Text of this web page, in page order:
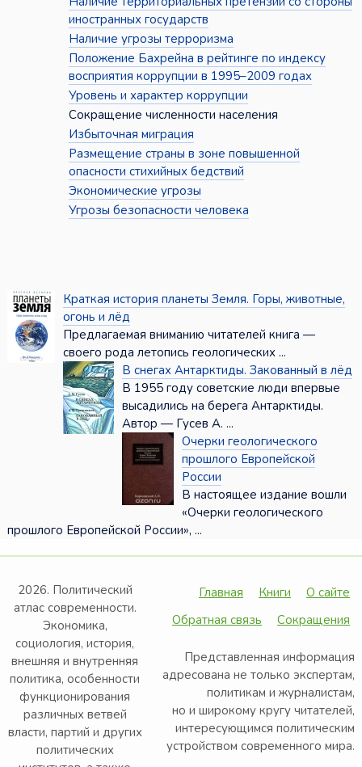
иностранных государств
Наличие угрозы терроризма
Положение Бахрейна в рейтинге по индексу
восприятия коррупции в 1995–2009 годах
Уровень и характер коррупции
Сокращение численности населения
Избыточная миграция
Размещение страны в зоне повышенной
опасности стихийных бедствий
Экономические угрозы
Угрозы безопасности человека
Краткая история планеты Земля. Горы, животные,
огонь и лёд
Предлагаемая вниманию читателей книга —
своего рода летопись геологических ...
В снегах Антарктиды. Закованный в лёд
В 1955 году советские люди впервые
высадились на берега Антарктиды.
Автор — Гусев А. ...
Очерки геологического
прошлого Европейской
России
В настоящее издание вошли
«Очерки геологического
прошлого Европейской России», ...
2026. Политический
атлас современности.
Экономика,
социология, история,
внешняя и внутренняя
политика, особенности
функционирования
различных ветвей
власти, партий и других
политических
Главная Книги
О сайте
Обратная связь
Сокращения
Представленная информация
адресована не только экспертам,
политикам и журналистам,
но и широкому кругу читателей,
интересующимся политическим
устройством современного мира.